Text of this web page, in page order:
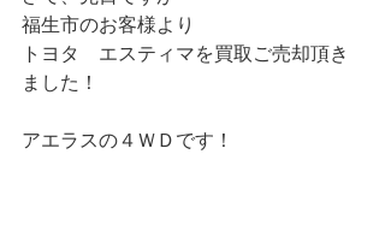
福生市のお客様より
トヨタ　エスティマを買取ご売却頂き
ました！
アエラスの４ＷＤです！